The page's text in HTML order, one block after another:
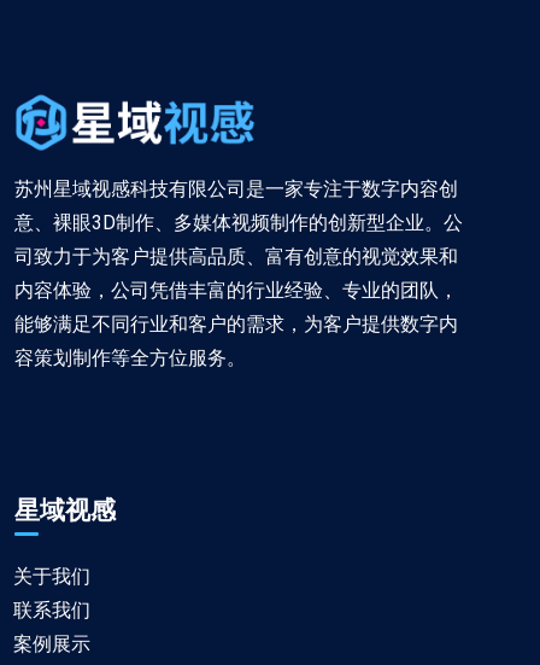
苏州星域视感科技有限公司是一家专注于数字内容创
意、裸眼3D制作、多媒体视频制作的创新型企业。公
司致力于为客户提供高品质、富有创意的视觉效果和
内容体验，公司凭借丰富的行业经验、专业的团队，
能够满足不同行业和客户的需求，为客户提供数字内
容策划制作等全方位服务。
星域视感
关于我们
联系我们
案例展示